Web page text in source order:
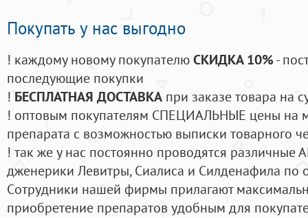
Покупать у нас выгодно
! каждому новому покупателюСКИДКА 10%-
последующие покупки
! БЕСПЛАТНАЯ ДОСТАВКА при заказе товара на
! оптовым покупателям СПЕЦИАЛЬНЫЕ цены на
препарата с возможностью выписки товарного
! так же у нас постоянно проводятся
дженерики Левитры, Сиалиса и Силденафила по
Cотрудники нашей фирмы прилагают
приобретение препаратов удобным для